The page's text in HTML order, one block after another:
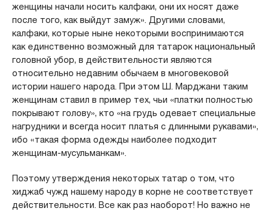
женщины начали носить калфаки, они их носят даже
после того, как выйдут замуж». Другими словами,
калфаки, которые ныне некоторыми воспринимаются
как единственно возможный для татарок национальный
головной убор, в действительности являются
относительно недавним обычаем в многовековой
истории нашего народа. При этом Ш. Марджани таким
женщинам ставил в пример тех, чьи «платки полностью
покрывают голову», кто «на грудь одевает специальные
нагрудники и всегда носит платья с длинными рукавами»,
ибо «такая форма одежды наиболее подходит
женщинам-мусульманкам».
Поэтому утверждения некоторых татар о том, что
хиджаб чужд нашему народу в корне не соответствует
действительности. Все как раз наоборот! Но важно не